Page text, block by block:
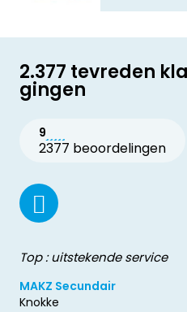
2.377 tevreden
gingen
9
2377 beoordelingen
Top : uitstekende service
MAKZ Secundair
Knokke